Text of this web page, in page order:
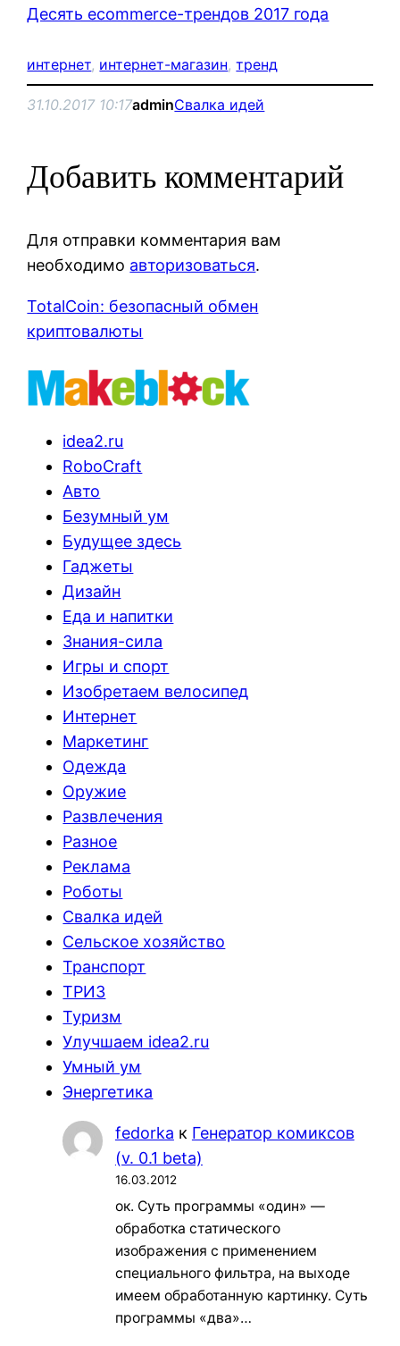
Десять ecommerce-трендов 2017 года
интернет, интернет-магазин, тренд
31.10.2017 10:17adminСвалка идей
Добавить комментарий
Для отправки комментария вам
необходимо авторизоваться.
TotalCoin: безопасный обмен
криптовалюты
idea2.ru
RoboCraft
Авто
Безумный ум
Будущее здесь
Гаджеты
Дизайн
Еда и напитки
Знания-сила
Игры и спорт
Изобретаем велосипед
Интернет
Маркетинг
Одежда
Оружие
Развлечения
Разное
Реклама
Роботы
Свалка идей
Сельское хозяйство
Транспорт
ТРИЗ
Туризм
Улучшаем idea2.ru
Умный ум
Энергетика
fedorka к Генератор комиксов
(v. 0.1 beta)
16.03.2012
ок. Суть программы «один» —
обработка статического
изображения с применением
специального фильтра, на выходе
имеем обработанную картинку. Суть
программы «два»…